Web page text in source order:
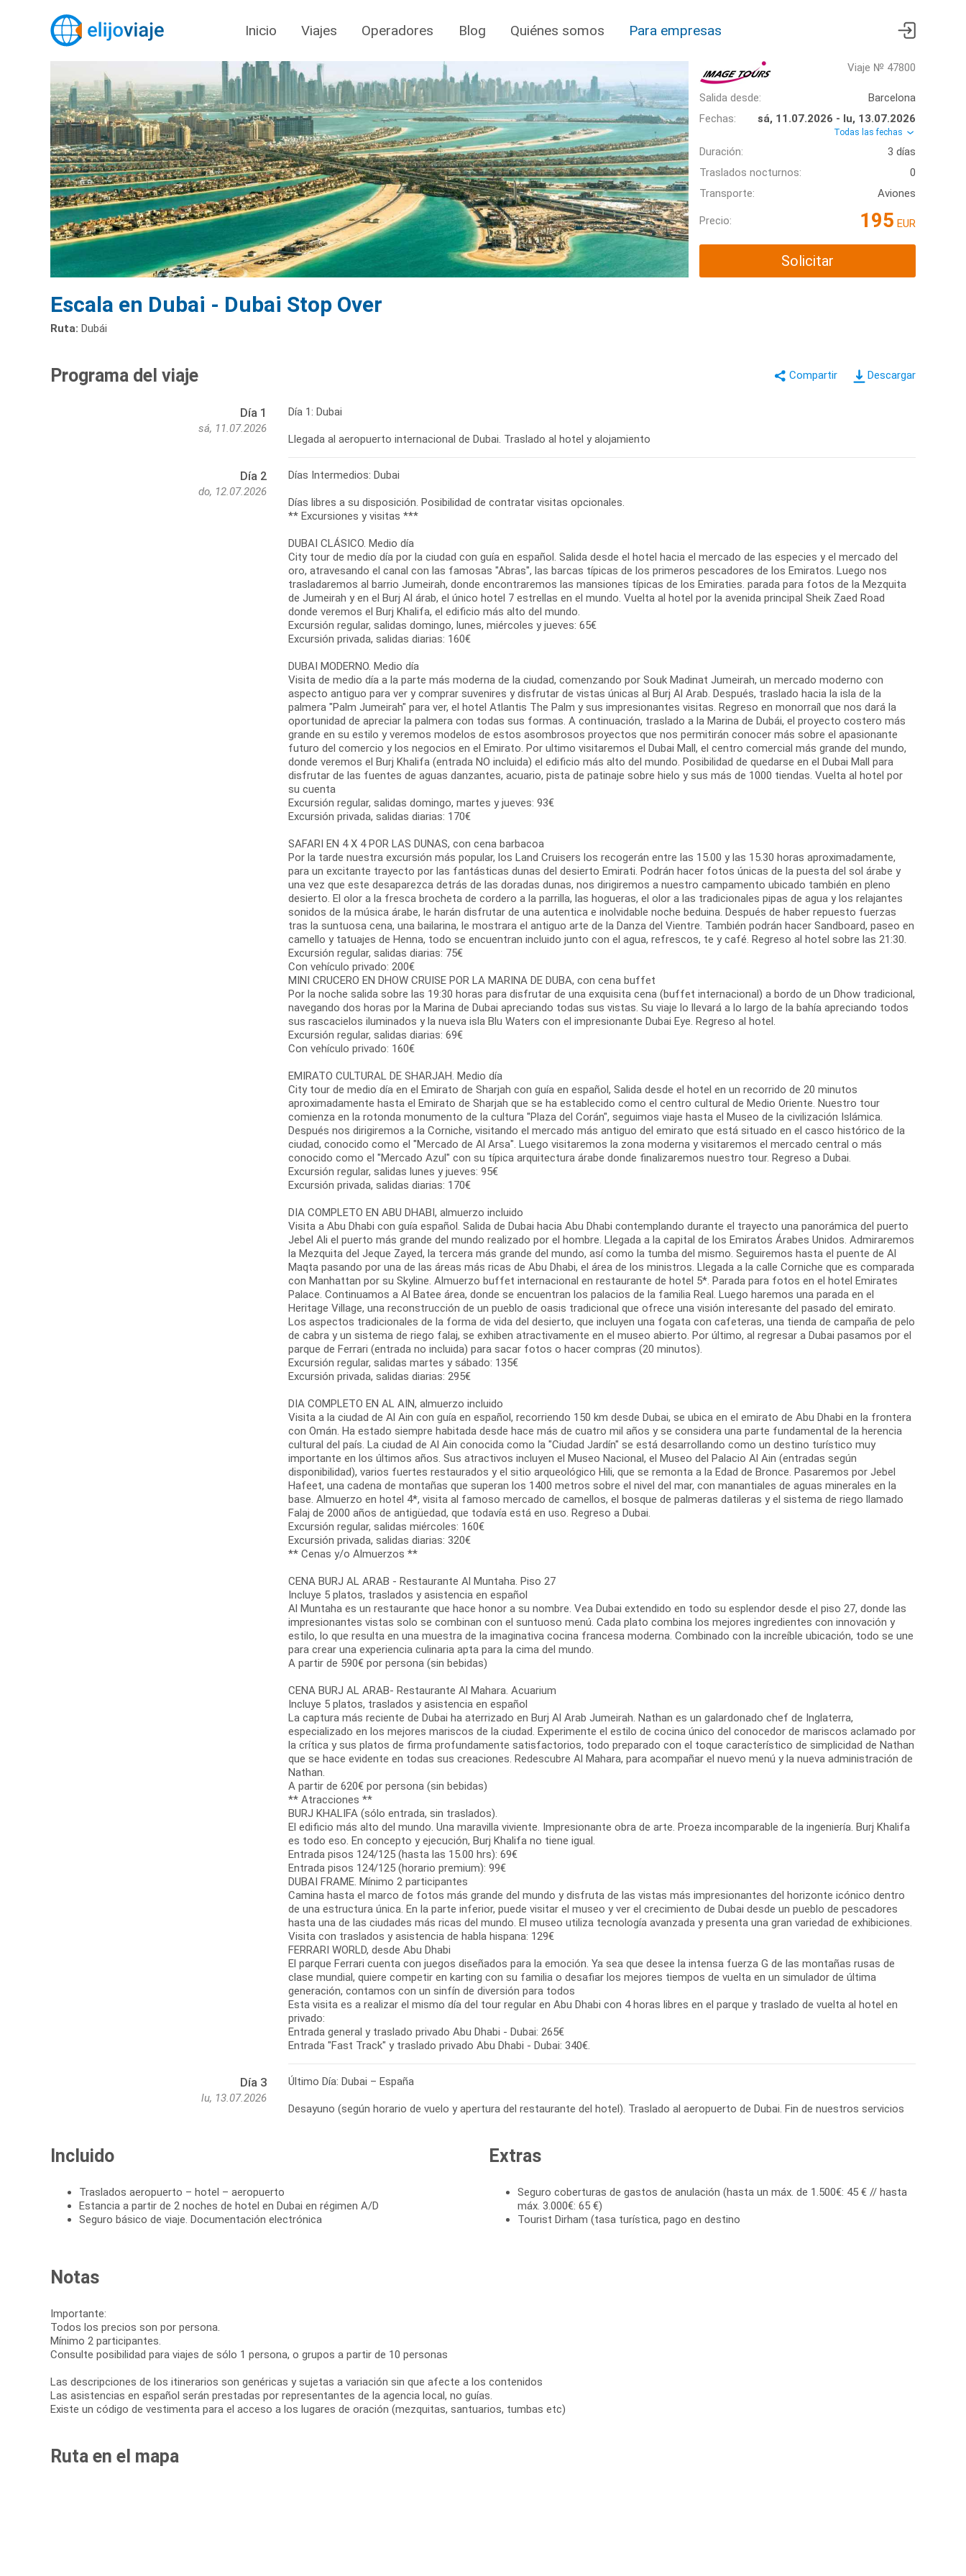
Inicio Viajes Operadores Blog Quiénes somos Para empresas
Viaje № 47800
Salida desde:
Barcelona
Fechas:
sá, 11.07.2026 - lu, 13.07.2026
Todas las fechas
Duración:
3 días
Traslados nocturnos:
0
Transporte:
Aviones
Precio: 195 EUR
Solicitar
Escala en Dubai - Dubai Stop Over
Ruta: Dubái
Descargar
Programa del viaje
Día 1
sá, 11.07.2026
Día 1: Dubai
Llegada al aeropuerto internacional de Dubai. Traslado al hotel y alojamiento
Día 2
do, 12.07.2026
Días Intermedios: Dubai
Días libres a su disposición. Posibilidad de contratar visitas opcionales.
** Excursiones y visitas ***
DUBAI CLÁSICO. Medio día
City tour de medio día por la ciudad con guía en español. Salida desde el hotel hacia el mercado de las especies y el mercado del
oro, atravesando el canal con las famosas "Abras", las barcas típicas de los primeros pescadores de los Emiratos. Luego nos
trasladaremos al barrio Jumeirah, donde encontraremos las mansiones típicas de los Emiraties. parada para fotos de la Mezquita
de Jumeirah y en el Burj Al árab, el único hotel 7 estrellas en el mundo. Vuelta al hotel por la avenida principal Sheik Zaed Road
donde veremos el Burj Khalifa, el edificio más alto del mundo.
Excursión regular, salidas domingo, lunes, miércoles y jueves: 65€
Excursión privada, salidas diarias: 160€
DUBAI MODERNO. Medio día
Visita de medio día a la parte más moderna de la ciudad, comenzando por Souk Madinat Jumeirah, un mercado moderno con
aspecto antiguo para ver y comprar suvenires y disfrutar de vistas únicas al Burj Al Arab. Después, traslado hacia la isla de la
palmera "Palm Jumeirah" para ver, el hotel Atlantis The Palm y sus impresionantes visitas. Regreso en monorraíl que nos dará la
oportunidad de apreciar la palmera con todas sus formas. A continuación, traslado a la Marina de Dubái, el proyecto costero más
grande en su estilo y veremos modelos de estos asombrosos proyectos que nos permitirán conocer más sobre el apasionante
futuro del comercio y los negocios en el Emirato. Por ultimo visitaremos el Dubai Mall, el centro comercial más grande del mundo,
donde veremos el Burj Khalifa (entrada NO incluida) el edificio más alto del mundo. Posibilidad de quedarse en el Dubai Mall para
disfrutar de las fuentes de aguas danzantes, acuario, pista de patinaje sobre hielo y sus más de 1000 tiendas. Vuelta al hotel por
su cuenta
Excursión regular, salidas domingo, martes y jueves: 93€
Excursión privada, salidas diarias: 170€
SAFARI EN 4 X 4 POR LAS DUNAS, con cena barbacoa
Por la tarde nuestra excursión más popular, los Land Cruisers los recogerán entre las 15.00 y las 15.30 horas aproximadamente,
para un excitante trayecto por las fantásticas dunas del desierto Emirati. Podrán hacer fotos únicas de la puesta del sol árabe y
una vez que este desaparezca detrás de las doradas dunas, nos dirigiremos a nuestro campamento ubicado también en pleno
desierto. El olor a la fresca brocheta de cordero a la parrilla, las hogueras, el olor a las tradicionales pipas de agua y los relajantes
sonidos de la música árabe, le harán disfrutar de una autentica e inolvidable noche beduina. Después de haber repuesto fuerzas
tras la suntuosa cena, una bailarina, le mostrara el antiguo arte de la Danza del Vientre. También podrán hacer Sandboard, paseo en
camello y tatuajes de Henna, todo se encuentran incluido junto con el agua, refrescos, te y café. Regreso al hotel sobre las 21:30.
Excursión regular, salidas diarias: 75€
Con vehículo privado: 200€
MINI CRUCERO EN DHOW CRUISE POR LA MARINA DE DUBA, con cena buffet
Por la noche salida sobre las 19:30 horas para disfrutar de una exquisita cena (buffet internacional) a bordo de un Dhow tradicional,
navegando dos horas por la Marina de Dubai apreciando todas sus vistas. Su viaje lo llevará a lo largo de la bahía apreciando todos
sus rascacielos iluminados y la nueva isla Blu Waters con el impresionante Dubai Eye. Regreso al hotel.
Excursión regular, salidas diarias: 69€
Con vehículo privado: 160€
EMIRATO CULTURAL DE SHARJAH. Medio día
City tour de medio día en el Emirato de Sharjah con guía en español, Salida desde el hotel en un recorrido de 20 minutos
aproximadamente hasta el Emirato de Sharjah que se ha establecido como el centro cultural de Medio Oriente. Nuestro tour
comienza en la rotonda monumento de la cultura "Plaza del Corán", seguimos viaje hasta el Museo de la civilización Islámica.
Después nos dirigiremos a la Corniche, visitando el mercado más antiguo del emirato que está situado en el casco histórico de la
ciudad, conocido como el "Mercado de Al Arsa". Luego visitaremos la zona moderna y visitaremos el mercado central o más
conocido como el "Mercado Azul" con su típica arquitectura árabe donde finalizaremos nuestro tour. Regreso a Dubai.
Excursión regular, salidas lunes y jueves: 95€
Excursión privada, salidas diarias: 170€
DIA COMPLETO EN ABU DHABI, almuerzo incluido
Visita a Abu Dhabi con guía español. Salida de Dubai hacia Abu Dhabi contemplando durante el trayecto una panorámica del puerto
Jebel Ali el puerto más grande del mundo realizado por el hombre. Llegada a la capital de los Emiratos Árabes Unidos. Admiraremos
la Mezquita del Jeque Zayed, la tercera más grande del mundo, así como la tumba del mismo. Seguiremos hasta el puente de Al
Maqta pasando por una de las áreas más ricas de Abu Dhabi, el área de los ministros. Llegada a la calle Corniche que es comparada
con Manhattan por su Skyline. Almuerzo buffet internacional en restaurante de hotel 5*. Parada para fotos en el hotel Emirates
Palace. Continuamos a Al Batee área, donde se encuentran los palacios de la familia Real. Luego haremos una parada en el
Heritage Village, una reconstrucción de un pueblo de oasis tradicional que ofrece una visión interesante del pasado del emirato.
Los aspectos tradicionales de la forma de vida del desierto, que incluyen una fogata con cafeteras, una tienda de campaña de pelo
de cabra y un sistema de riego falaj, se exhiben atractivamente en el museo abierto. Por último, al regresar a Dubai pasamos por el
parque de Ferrari (entrada no incluida) para sacar fotos o hacer compras (20 minutos).
Excursión regular, salidas martes y sábado: 135€
Excursión privada, salidas diarias: 295€
DIA COMPLETO EN AL AIN, almuerzo incluido
Visita a la ciudad de Al Ain con guía en español, recorriendo 150 km desde Dubai, se ubica en el emirato de Abu Dhabi en la frontera
con Omán. Ha estado siempre habitada desde hace más de cuatro mil años y se considera una parte fundamental de la herencia
cultural del país. La ciudad de Al Ain conocida como la "Ciudad Jardín" se está desarrollando como un destino turístico muy
importante en los últimos años. Sus atractivos incluyen el Museo Nacional, el Museo del Palacio Al Ain (entradas según
disponibilidad), varios fuertes restaurados y el sitio arqueológico Hili, que se remonta a la Edad de Bronce. Pasaremos por Jebel
Hafeet, una cadena de montañas que superan los 1400 metros sobre el nivel del mar, con manantiales de aguas minerales en la
base. Almuerzo en hotel 4*, visita al famoso mercado de camellos, el bosque de palmeras datileras y el sistema de riego llamado
Falaj de 2000 años de antigüedad, que todavía está en uso. Regreso a Dubai.
Excursión regular, salidas miércoles: 160€
Excursión privada, salidas diarias: 320€
** Cenas y/o Almuerzos **
CENA BURJ AL ARAB - Restaurante Al Muntaha. Piso 27
Incluye 5 platos, traslados y asistencia en español
Al Muntaha es un restaurante que hace honor a su nombre. Vea Dubai extendido en todo su esplendor desde el piso 27, donde las
impresionantes vistas solo se combinan con el suntuoso menú. Cada plato combina los mejores ingredientes con innovación y
estilo, lo que resulta en una muestra de la imaginativa cocina francesa moderna. Combinado con la increíble ubicación, todo se une
para crear una experiencia culinaria apta para la cima del mundo.
A partir de 590€ por persona (sin bebidas)
CENA BURJ AL ARAB- Restaurante Al Mahara. Acuarium
Incluye 5 platos, traslados y asistencia en español
La captura más reciente de Dubai ha aterrizado en Burj Al Arab Jumeirah. Nathan es un galardonado chef de Inglaterra,
especializado en los mejores mariscos de la ciudad. Experimente el estilo de cocina único del conocedor de mariscos aclamado por
la crítica y sus platos de firma profundamente satisfactorios, todo preparado con el toque característico de simplicidad de Nathan
que se hace evidente en todas sus creaciones. Redescubre Al Mahara, para acompañar el nuevo menú y la nueva administración de
Nathan.
A partir de 620€ por persona (sin bebidas)
** Atracciones **
BURJ KHALIFA (sólo entrada, sin traslados).
El edificio más alto del mundo. Una maravilla viviente. Impresionante obra de arte. Proeza incomparable de la ingeniería. Burj Khalifa
es todo eso. En concepto y ejecución, Burj Khalifa no tiene igual.
Entrada pisos 124/125 (hasta las 15.00 hrs): 69€
Entrada pisos 124/125 (horario premium): 99€
DUBAI FRAME. Mínimo 2 participantes
Camina hasta el marco de fotos más grande del mundo y disfruta de las vistas más impresionantes del horizonte icónico dentro
de una estructura única. En la parte inferior, puede visitar el museo y ver el crecimiento de Dubai desde un pueblo de pescadores
hasta una de las ciudades más ricas del mundo. El museo utiliza tecnología avanzada y presenta una gran variedad de exhibiciones.
Visita con traslados y asistencia de habla hispana: 129€
FERRARI WORLD, desde Abu Dhabi
El parque Ferrari cuenta con juegos diseñados para la emoción. Ya sea que desee la intensa fuerza G de las montañas rusas de
clase mundial, quiere competir en karting con su familia o desafiar los mejores tiempos de vuelta en un simulador de última
generación, contamos con un sinfín de diversión para todos
Esta visita es a realizar el mismo día del tour regular en Abu Dhabi con 4 horas libres en el parque y traslado de vuelta al hotel en
privado:
Entrada general y traslado privado Abu Dhabi - Dubai: 265€
Día 3
lu, 13.07.2026
Último Día: Dubai – España
Incluido
Traslados aeropuerto – hotel – aeropuerto
Estancia a partir de 2 noches de hotel en Dubai en régimen A/D
Seguro básico de viaje. Documentación electrónica
Extras
Seguro coberturas de gastos de anulación (hasta un máx. de 1.500€: 45 € // hasta
máx. 3.000€: 65 €)
Tourist Dirham (tasa turística, pago en destino
Notas
Importante:
Todos los precios son por persona.
Mínimo 2 participantes.
Consulte posibilidad para viajes de sólo 1 persona, o grupos a partir de 10 personas
Las descripciones de los itinerarios son genéricas y sujetas a variación sin que afecte a los contenidos
Las asistencias en español serán prestadas por representantes de la agencia local, no guías.
Existe un código de vestimenta para el acceso a los lugares de oración (mezquitas, santuarios, tumbas etc)
Ruta en el mapa